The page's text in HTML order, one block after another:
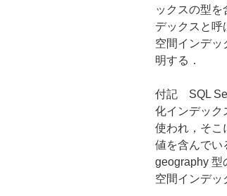
ックスの型
デックスと呼
空間インデッ
明する．
付記 SQL
化インデック
使われ，そこ
値を含んでい
geography 型
空間インデッ